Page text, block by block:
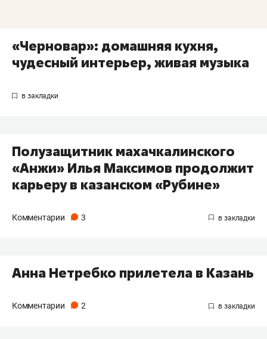
«Черновар»: домашняя кухня,
чудесный интерьер, живая музыка
Полузащитник махачкалинского
«Анжи» Илья Максимов продолжит
карьеру в казанском «Рубине»
Комментарии 3
Анна Нетребко прилетела в Казань
Комментарии 2